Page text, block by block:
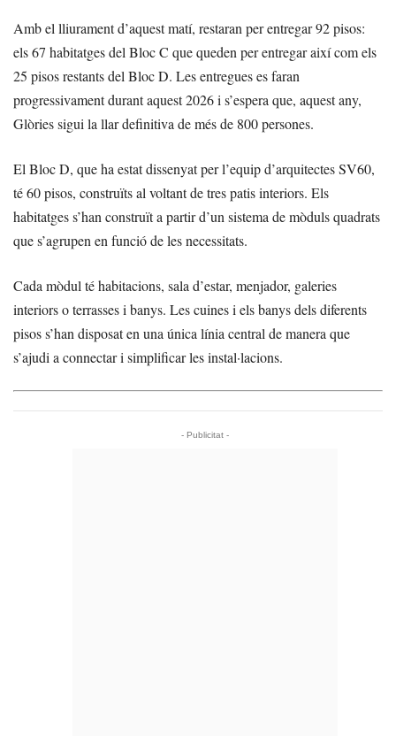
Amb el lliurament d’aquest matí, restaran per entregar 92 pisos:
els 67 habitatges del Bloc C que queden per entregar així com els
25 pisos restants del Bloc D. Les entregues es faran
progressivament durant aquest 2026 i s’espera que, aquest any,
Glòries sigui la llar definitiva de més de 800 persones.
El Bloc D, que ha estat dissenyat per l’equip d’arquitectes SV60,
té 60 pisos, construïts al voltant de tres patis interiors. Els
habitatges s’han construït a partir d’un sistema de mòduls quadrats
que s’agrupen en funció de les necessitats.
Cada mòdul té habitacions, sala d’estar, menjador, galeries
interiors o terrasses i banys. Les cuines i els banys dels diferents
pisos s’han disposat en una única línia central de manera que
s’ajudi a connectar i simplificar les instal·lacions.
- Publicitat -